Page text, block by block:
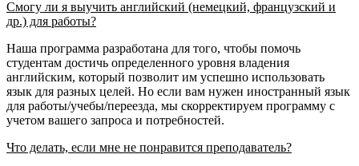
Смогу ли я выучить английский (немецкий, французский и
др.) для работы?
Наша программа разработана для того, чтобы помочь
студентам достичь определенного уровня владения
английским, который позволит им успешно использовать
язык для разных целей. Но если вам нужен иностранный язык
для работы/учебы/переезда, мы скорректируем программу с
учетом вашего запроса и потребностей.
Что делать, если мне не понравится преподаватель?